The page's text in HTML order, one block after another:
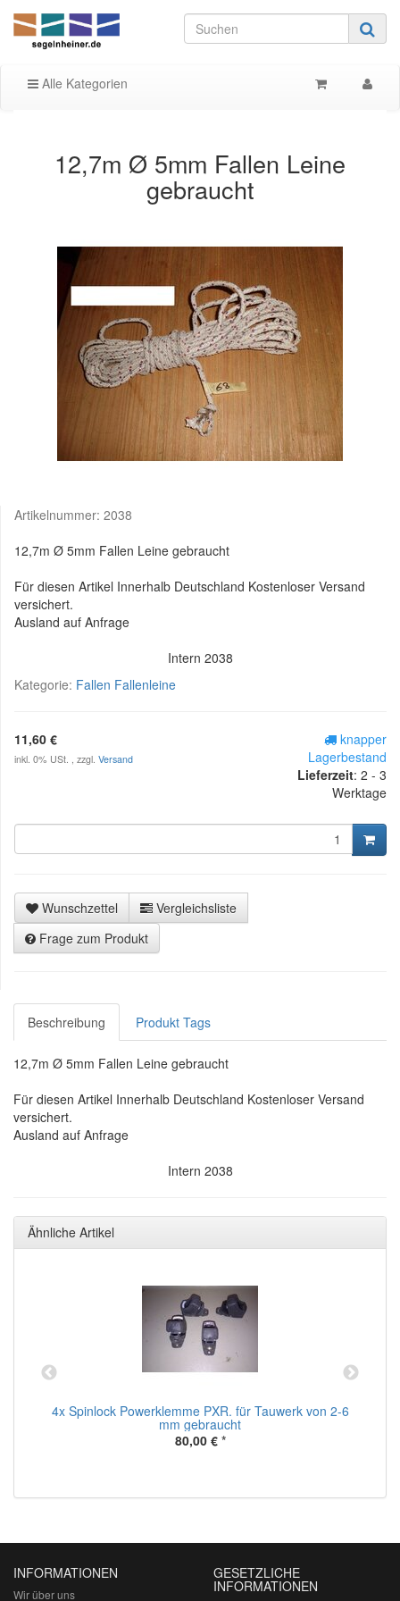
Alle Kategorien
12,7m Ø 5mm Fallen Leine
gebraucht
Artikelnummer: 2038
12,7m Ø 5mm Fallen Leine gebraucht
Für diesen Artikel Innerhalb Deutschland Kostenloser Versand
versichert.
Ausland auf Anfrage
Intern 2038
Kategorie: Fallen Fallenleine
11,60 €
inkl. 0% USt. , zzgl. Versand
knapper
Lagerbestand
Lieferzeit: 2 - 3
Werktage
Wunschzettel
Vergleichsliste
Frage zum Produkt
Beschreibung Produkt Tags
12,7m Ø 5mm Fallen Leine gebraucht
Für diesen Artikel Innerhalb Deutschland Kostenloser Versand
versichert.
Ausland auf Anfrage
Intern 2038
Ähnliche Artikel
4x Spinlock Powerklemme PXR. für Tauwerk von 2-6
mm gebraucht
80,00 € *
INFORMATIONEN
Wir über uns
GESETZLICHE
INFORMATIONEN